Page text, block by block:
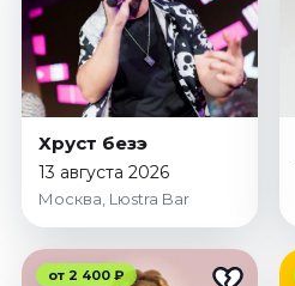
Хруст безэ
13 августа 2026
Москва, Lюstra Bar
от 2 400 ₽